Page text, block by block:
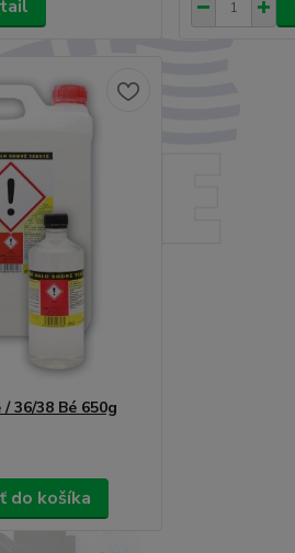
36/38 Bé 650g
do košíka